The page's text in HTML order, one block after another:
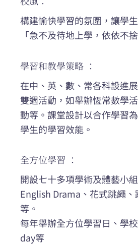
構建愉快學習的氛圍，讓學
「急不及待地上學，依依不
學習和教學策略 ：
在中、英、數、常各科設進
雙週活動，如舉辦恆常數學
動等。課堂設計以合作學習
學生的學習效能。
全方位學習 ：
開設七十多項學術及體藝小
English Drama、花式跳繩
等。
每年舉辦全方位學習日、學
day等